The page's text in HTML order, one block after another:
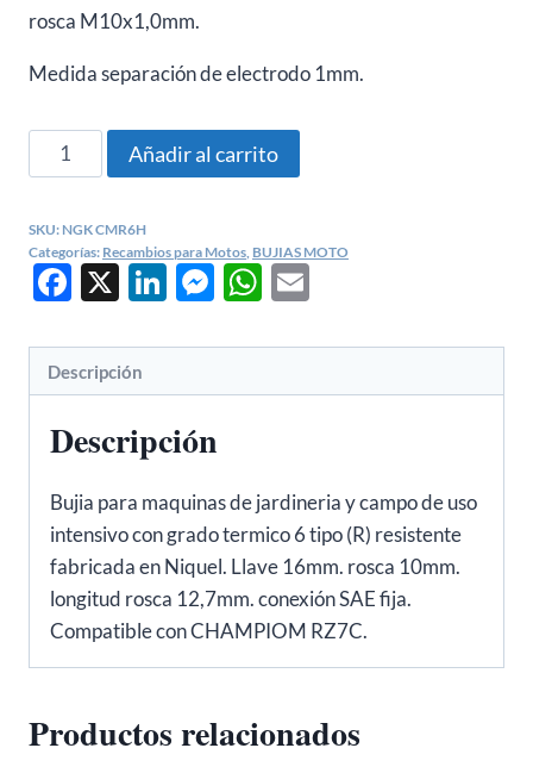
rosca M10x1,0mm.
Medida separación de electrodo 1mm.
NGK
CMR6H
CORTACÉSPED,
MOTOSIERRAS...
3365
Añadir al carrito
SKU: NGK CMR6H
Categorías: Recambios para Motos BUJIAS MOTO
Facebook
X LinkedIn
Messenger
WhatsApp
Descripción
Descripción
Bujia para maquinas de jardineria y campo de uso
intensivo con grado termico 6 tipo (R) resistente
fabricada en Niquel. Llave 16mm. rosca 10mm.
longitud rosca 12,7mm. conexión SAE fija.
Compatible con CHAMPIOM RZ7C.
Productos relacionados